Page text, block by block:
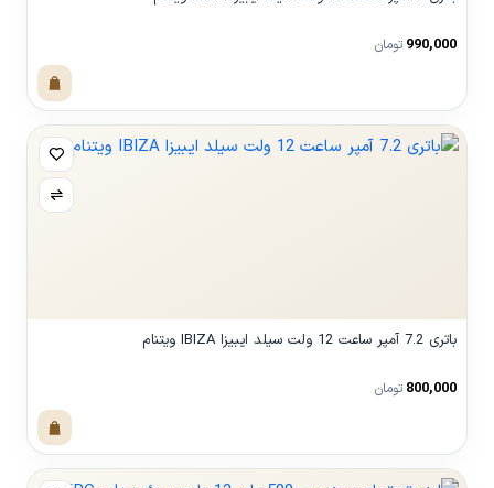
990,000 تومان
باتری 7.2 آمپر ساعت 12 ولت سیلد ایبیزا IBIZA ویتنام
800,000 تومان